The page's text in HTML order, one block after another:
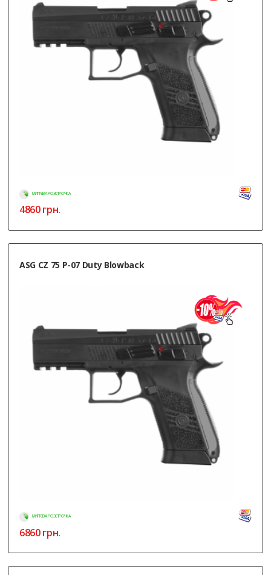
МИТТЄВА РОЗСТРОЧКА
4860грн.
ASG CZ 75 P-07 Duty Blowback
МИТТЄВА РОЗСТРОЧКА
6860грн.